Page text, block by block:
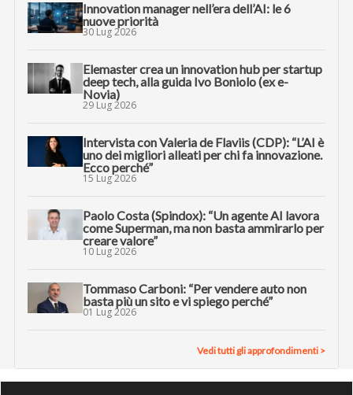
Innovation manager nell’era dell’AI: le 6
nuove priorità
30 Lug 2026
Elemaster crea un innovation hub per startup
deep tech, alla guida Ivo Boniolo (ex e-
Novia)
29 Lug 2026
Intervista con Valeria de Flaviis (CDP): “L’AI è
uno dei migliori alleati per chi fa innovazione.
Ecco perché”
15 Lug 2026
Paolo Costa (Spindox): “Un agente AI lavora
come Superman, ma non basta ammirarlo per
creare valore”
10 Lug 2026
Tommaso Carboni: “Per vendere auto non
basta più un sito e vi spiego perché”
01 Lug 2026
Vedi tutti gli approfondimenti >